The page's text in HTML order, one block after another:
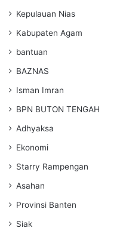
Kepulauan Nias
Kabupaten Agam
bantuan
BAZNAS
Isman Imran
BPN BUTON TENGAH
Adhyaksa
Ekonomi
Starry Rampengan
Asahan
Provinsi Banten
Siak